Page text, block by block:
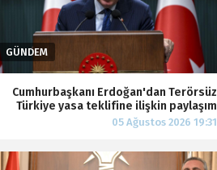
Cumhurbaşkanı Erdoğan'dan Terörsüz
Türkiye yasa teklifine ilişkin paylaşım